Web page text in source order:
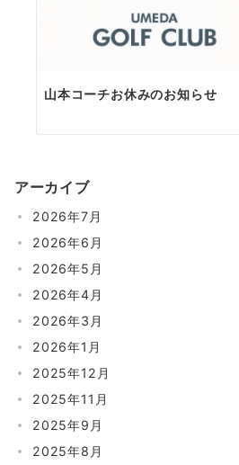
山本コーチお休みのお知らせ
アーカイブ
2026年7月
2026年6月
2026年5月
2026年4月
2026年3月
2026年1月
2025年12月
2025年11月
2025年9月
2025年8月